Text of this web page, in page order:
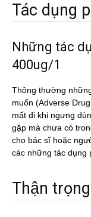
Tác dụng
Những tác
400ug/1
Thông thường
muốn (Adverse
mất đi khi ngưng
gặp mà chưa có
cho bác sĩ hoặc
các những tác dụng
Thận